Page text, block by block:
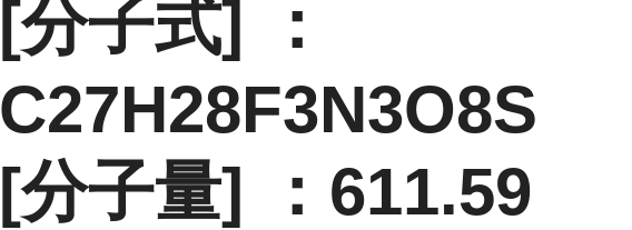
[分子式] ：
C27H28F3N3O8S
[分子量] ：611.59